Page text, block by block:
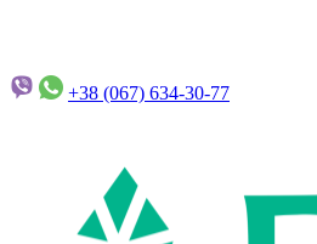
+38 (067) 634-30-77